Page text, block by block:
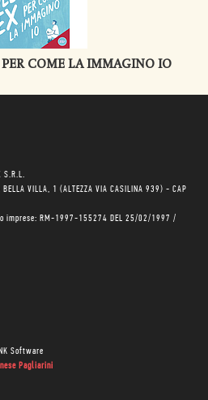
COME LA IMMAGINO IO
S.R.L.
VILLA, 1 (ALTEZZA VIA CASILINA 939) - CAP
imprese: RM-1997-155274 DEL 25/02/1997 /
Software
Pagliarini